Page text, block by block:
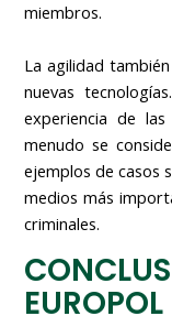
miembros.
La agilidad
nuevas
experiencia de
menudo se
ejemplos de casos
medios más
criminales.
EUROPOL